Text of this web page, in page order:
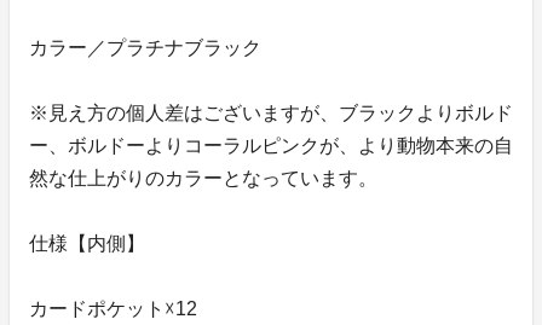
カラー／プラチナブラック
※見え方の個人差はございますが、ブラックよりボルド
ー、ボルドーよりコーラルピンクが、より動物本来の自
然な仕上がりのカラーとなっています。
仕様【内側】
カードポケット☓12